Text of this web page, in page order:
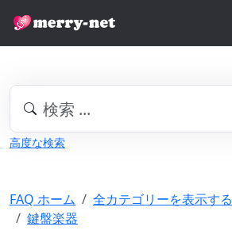
高度な検索
FAQ ホーム 全カテゴリーを表示する
鍵盤楽器